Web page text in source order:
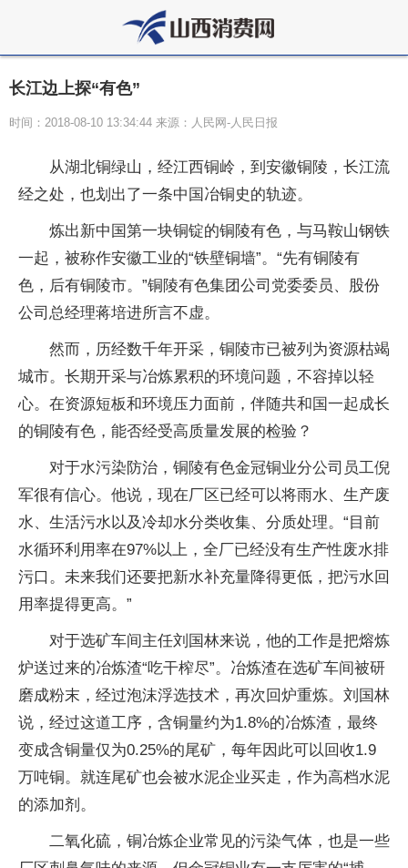
长江边上探“有色”
时间：2018-08-10 13:34:44 来源：人民网-人民日报
从湖北铜绿山，经江西铜岭，到安徽铜陵，长江流
经之处，也划出了一条中国冶铜史的轨迹。
炼出新中国第一块铜锭的铜陵有色，与马鞍山钢铁
一起，被称作安徽工业的“铁壁铜墙”。“先有铜陵有
色，后有铜陵市。”铜陵有色集团公司党委委员、股份
公司总经理蒋培进所言不虚。
然而，历经数千年开采，铜陵市已被列为资源枯竭
城市。长期开采与冶炼累积的环境问题，不容掉以轻
心。在资源短板和环境压力面前，伴随共和国一起成长
的铜陵有色，能否经受高质量发展的检验？
对于水污染防治，铜陵有色金冠铜业分公司员工倪
军很有信心。他说，现在厂区已经可以将雨水、生产废
水、生活污水以及冷却水分类收集、分质处理。“目前
水循环利用率在97%以上，全厂已经没有生产性废水排
污口。未来我们还要把新水补充量降得更低，把污水回
用率提得更高。”
对于选矿车间主任刘国林来说，他的工作是把熔炼
炉送过来的冶炼渣“吃干榨尽”。冶炼渣在选矿车间被研
磨成粉末，经过泡沫浮选技术，再次回炉重炼。刘国林
说，经过这道工序，含铜量约为1.8%的冶炼渣，最终
变成含铜量仅为0.25%的尾矿，每年因此可以回收1.9
万吨铜。就连尾矿也会被水泥企业买走，作为高档水泥
的添加剂。
二氧化硫，铜冶炼企业常见的污染气体，也是一些